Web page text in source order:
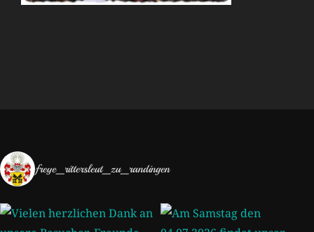
freye_rittersleut_zu_randingen